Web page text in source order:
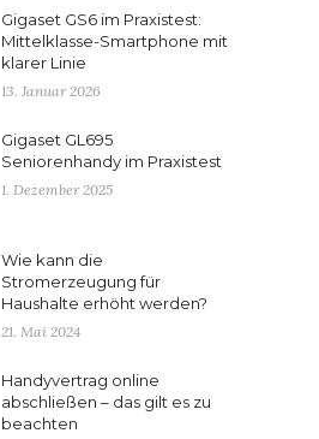
Gigaset GS6 im Praxistest:
Mittelklasse-Smartphone mit
klarer Linie
13. Januar 2026
Gigaset GL695
Seniorenhandy im Praxistest
1. Dezember 2025
Wie kann die
Stromerzeugung für
Haushalte erhöht werden?
21. Mai 2024
Handyvertrag online
abschließen – das gilt es zu
beachten